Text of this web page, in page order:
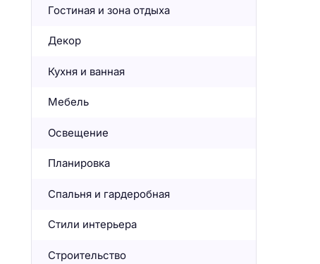
Гостиная и зона отдыха
Декор
Кухня и ванная
Мебель
Освещение
Планировка
Спальня и гардеробная
Стили интерьера
Строительство